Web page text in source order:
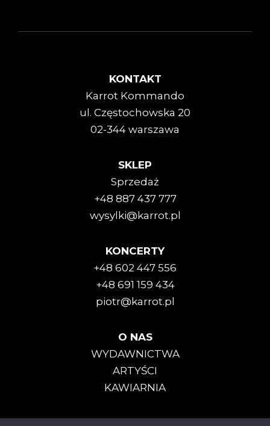
KONTAKT
Karrot Kommando
ul. Częstochowska 20
02-344 warszawa
SKLEP
Sprzedaż
+48 887 437 777
wysylki@karrot.pl
KONCERTY
+48 602 447 556
+48 691 159 434
piotr@karrot.pl
O NAS
WYDAWNICTWA
ARTYŚCI
KAWIARNIA